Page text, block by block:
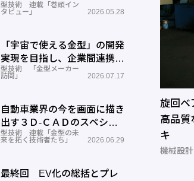
旋回ベ
高品質
キ
機械設計
つける―BANDAI SPIRITS
型技術 連載「巻頭イン
タビュー」
2026.05.28
「宇宙で使える金型」の開発
実現を目指し、企業間連携を
推進―ワールド工業
型技術 「金型メーカー
訪問」
2026.07.17
自動車業界の今を画面に描き
出す３Ｄ-ＣＡＤのスペシャ
リストとしての成長と展望ー
型技術 連載「金型の未
来を拓く技術者たち」
2026.06.29
最終回 EV化の総括とプレ